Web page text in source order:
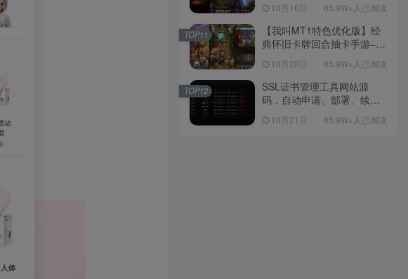
理单机一键即玩镜像端-打包
Linux服务端源码-视频架设
教程
10月16日 65.9W+人已阅读
【我叫MT1特色优化版】经
典怀旧卡牌回合抽卡手游–打
教程-多功能GM后台工具-网
页注册-安卓版本！
10月28日 65.9W+人已阅读
TOP11
SSL证书管理工具网站源
码，自动申请、部署、续期
10月21日 65.9W+人已阅读
TOP12